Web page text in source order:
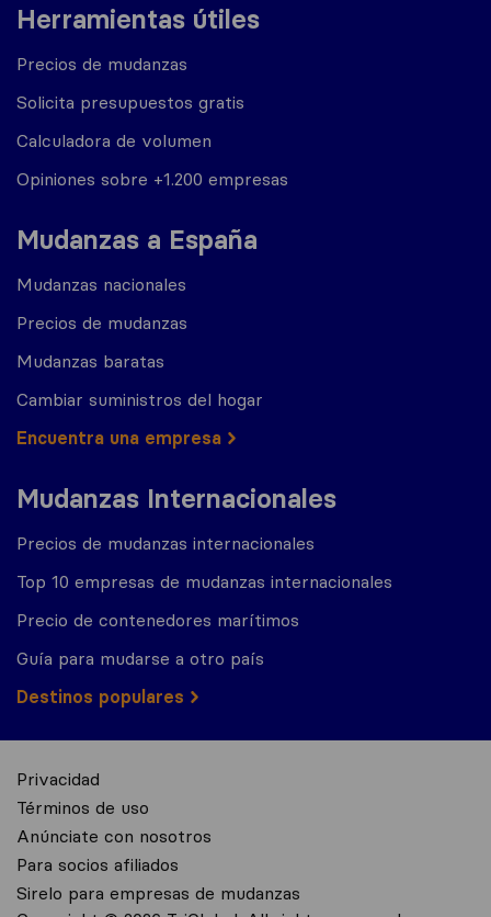
Herramientas útiles
Precios de mudanzas
Solicita presupuestos gratis
Calculadora de volumen
Opiniones sobre +1.200 empresas
Mudanzas a España
Mudanzas nacionales
Precios de mudanzas
Mudanzas baratas
Cambiar suministros del hogar
Encuentra una empresa
Mudanzas Internacionales
Precios de mudanzas internacionales
Top 10 empresas de mudanzas internacionales
Precio de contenedores marítimos
Guía para mudarse a otro país
Destinos populares
Privacidad
Términos de uso
Anúnciate con nosotros
Para socios afiliados
Sirelo para empresas de mudanzas